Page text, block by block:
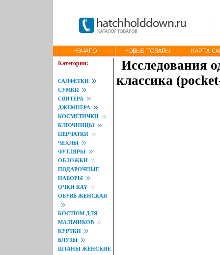
Категории:
САЛФЕТКИ
СУМКИ
СВИТЕРА
ДЖЕМПЕРА
КОСМЕТИЧКИ
КЛЮЧНИЦЫ
ПЕРЧАТКИ
ЧЕХЛЫ
ФУТЛЯРЫ
ОБЛОЖКИ
ПОДАРОЧНЫЕ
НАБОРЫ
ОЧКИ RAY
ОБУВЬ ЖЕНСКАЯ
КОСТЮМ ДЛЯ
МАЛЬЧИКОВ
КУРТКИ
БЛУЗЫ
ШТАНЫ ЖЕНСКИЕ
Исследования
классика